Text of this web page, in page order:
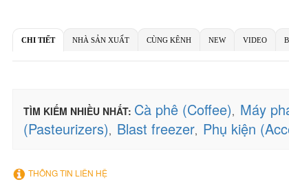
CHI TIẾT NHÀ SẢN XUẤT CÙNG KÊNH NEW VIDEO
TÌM KIẾM NHIỀU NHẤT: Cà phê (Coffee), Máy
(Pasteurizers), Blast freezer, Phụ kiện
THÔNG TIN LIÊN HỆ